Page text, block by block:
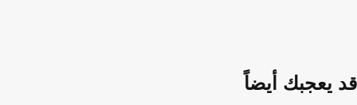
قد يعجبك أيضاً